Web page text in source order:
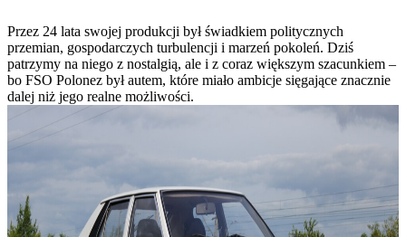
Przez 24 lata swojej produkcji był świadkiem politycznych
przemian, gospodarczych turbulencji i marzeń pokoleń. Dziś
patrzymy na niego z nostalgią, ale i z coraz większym szacunkiem –
bo FSO Polonez był autem, które miało ambicje sięgające znacznie
dalej niż jego realne możliwości.